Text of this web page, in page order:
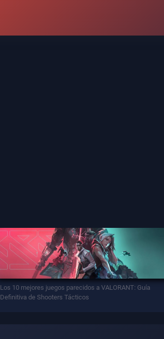
Los 10 mejores juegos parecidos a VALORANT: Guía
Definitiva de Shooters Tácticos